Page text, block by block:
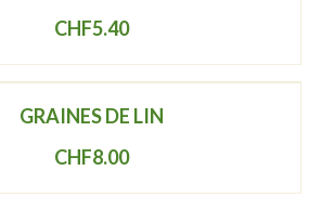
CHF5.40
GRAINES DE LIN
CHF8.00